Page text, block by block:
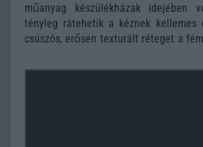
műanyag készülékházak idejében
tényleg rátehetik a kéznek kellemes
csúszós, erősen texturált réteget a